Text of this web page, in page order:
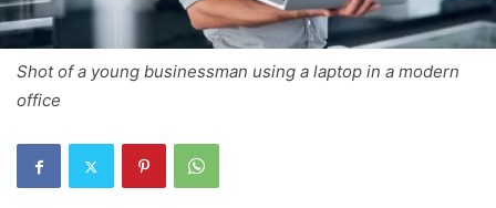
Shot of a young businessman using a laptop in a modern
office